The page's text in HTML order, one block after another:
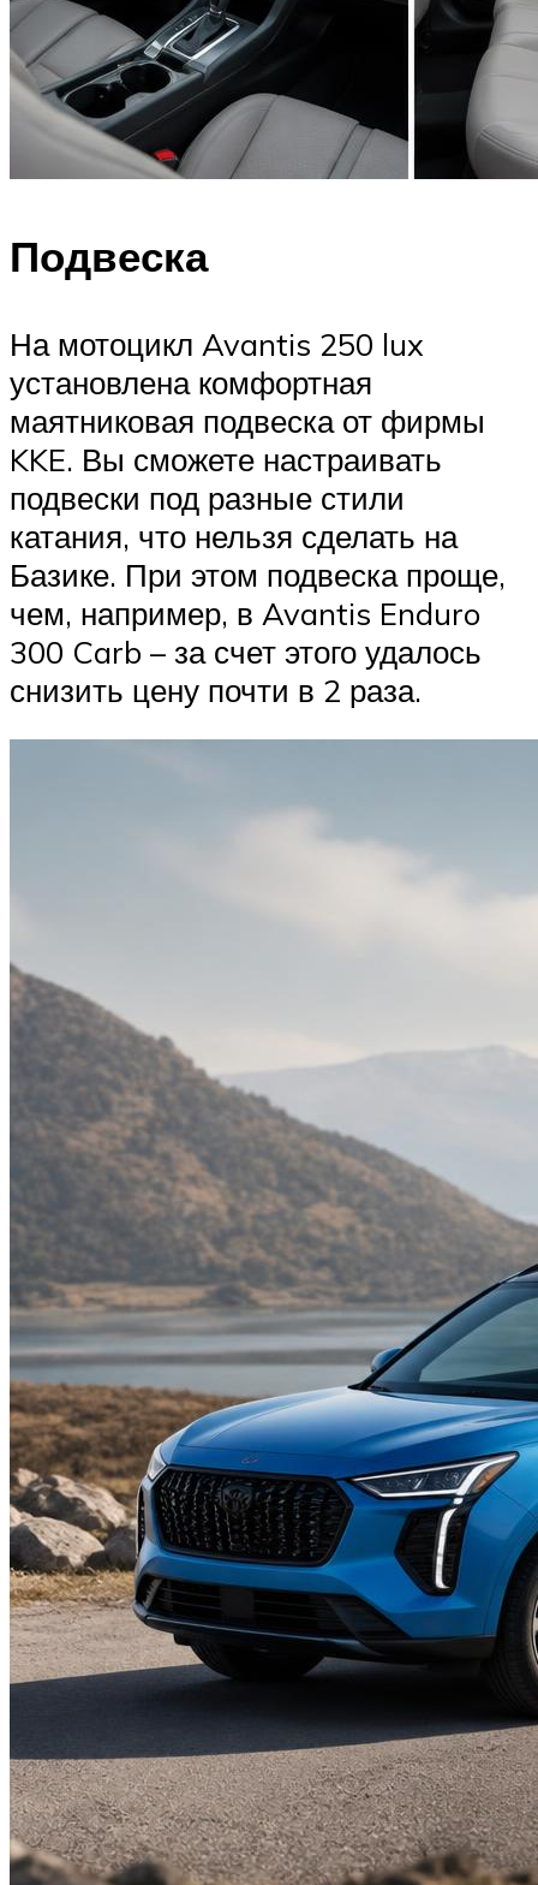
Подвеска
На мотоцикл Avantis 250 lux
установлена комфортная
маятниковая подвеска от фирмы
KKE. Вы сможете настраивать
подвески под разные стили
катания, что нельзя сделать на
Базике. При этом подвеска проще,
чем, например, в Avantis Enduro
300 Carb – за счет этого удалось
снизить цену почти в 2 раза.